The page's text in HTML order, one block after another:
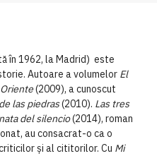
în 1962, la Madrid) este
Autoare a volumelor El
(2009), a cunoscut
las piedras(2010). Las tres
del silencio(2014), roman
au consacrat-o ca o
și al cititorilor. Cu Mi